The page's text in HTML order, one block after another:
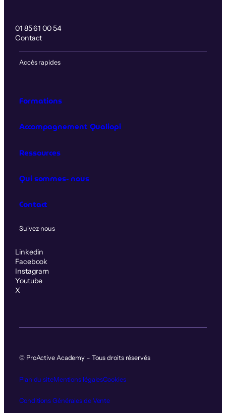
01 85 61 00 54
Contact
Accès rapides
Formations
Accompagnement Qualiopi
Ressources
Qui sommes‑nous
Contact
Suivez‑nous
Linkedin
Facebook
Instagram
Youtube
X
© ProActive Academy – Tous droits réservés
Plan du siteMentions légalesCookies
Conditions Générales de Vente